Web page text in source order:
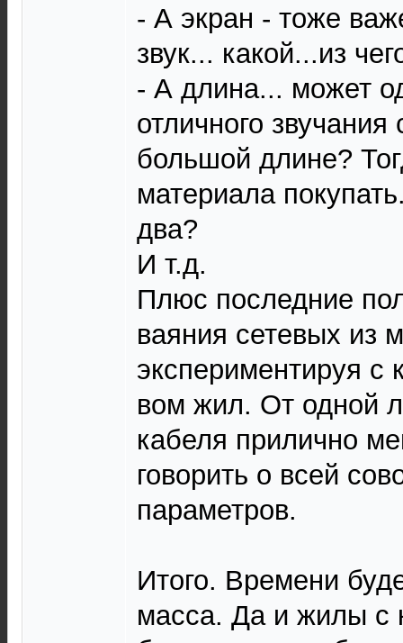
- А экран - тоже
звук... какой...из
- А длина... может
отличного
большой длине?
материала
два?
И т.д.
Плюс последние
ваяния сетевых из
экспериментируя с
вом жил. От одной
кабеля прилично
говорить о всей
параметров.
Итого. Времени
масса. Да и жилы с